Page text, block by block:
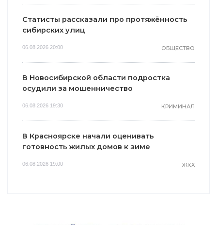
Статисты рассказали про протяжённость
сибирских улиц
06.08.2026 20:00 ОБЩЕСТВО
В Новосибирской области подростка
осудили за мошенничество
06.08.2026 19:30 КРИМИНАЛ
В Красноярске начали оценивать
готовность жилых домов к зиме
06.08.2026 19:00 ЖКХ